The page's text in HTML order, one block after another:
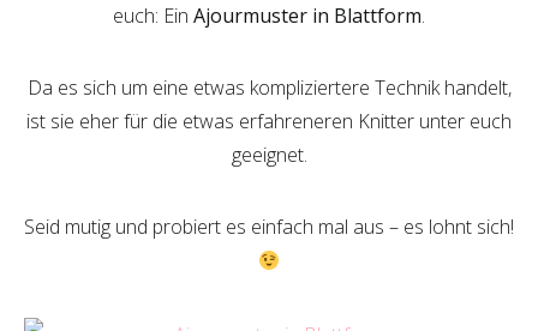
euch: Ein Ajourmuster in Blattform.
Da es sich um eine etwas kompliziertere Technik handelt,
ist sie eher für die etwas erfahreneren Knitter unter euch
geeignet.
Seid mutig und probiert es einfach mal aus – es lohnt sich!